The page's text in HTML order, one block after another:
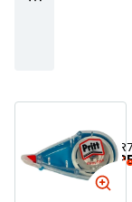
PRITT
SKU:
Log in om